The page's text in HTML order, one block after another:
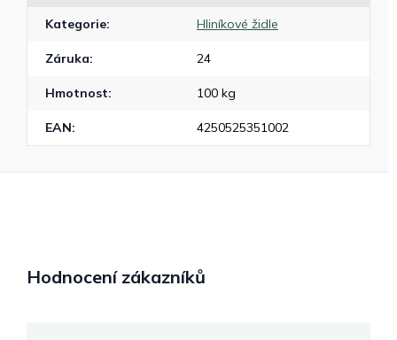
Kategorie: Hliníkové židle
Záruka: 24
Hmotnost: 100 kg
EAN: 4250525351002
Hodnocení zákazníků